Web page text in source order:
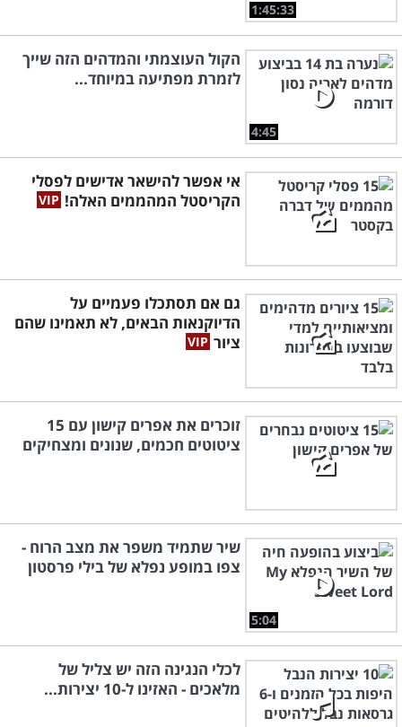
1:45:33
4:45
הקול העוצמתי והמדהים הזה שייך
לזמרת מפתיעה במיוחד...
אי אפשר להישאר אדישים לפסלי
הקריסטל המהממים האלה!
גם אם תסתכלו פעמיים על
הדיוקנאות הבאים, לא תאמינו שהם
ציור
זוכרים את אפרים קישון עם 15
ציטוטים חכמים, שנונים ומצחיקים
5:04
שיר שתמיד משפר את מצב הרוח -
צפו במופע נפלא של בילי פרסטון
לכלי הנגינה הזה יש צליל של
מלאכים - האזינו ל-10 יצירות...